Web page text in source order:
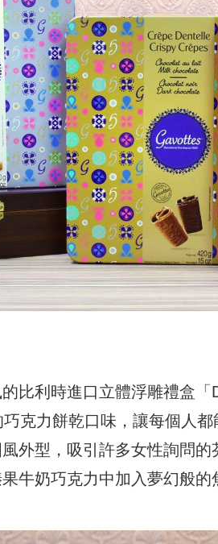
比利時進口立體浮雕禮盒「
克力餅乾口味，讓每個人
外型，吸引許多女性詢問
牛奶巧克力中加入夢幻般的